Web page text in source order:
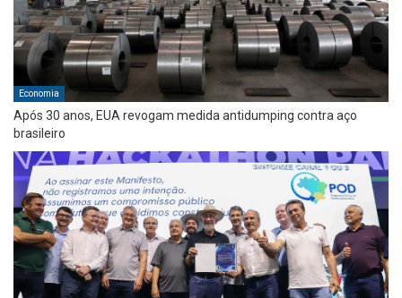
Economia
Após 30 anos, EUA revogam medida antidumping contra aço
brasileiro